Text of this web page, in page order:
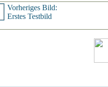
Vorheriges Bild:
Erstes Testbild